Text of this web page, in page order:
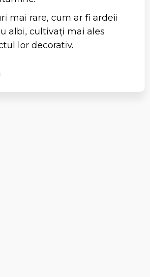
mai rare, cum ar fi ardeii
albi, cultivați mai ales
lor decorativ.